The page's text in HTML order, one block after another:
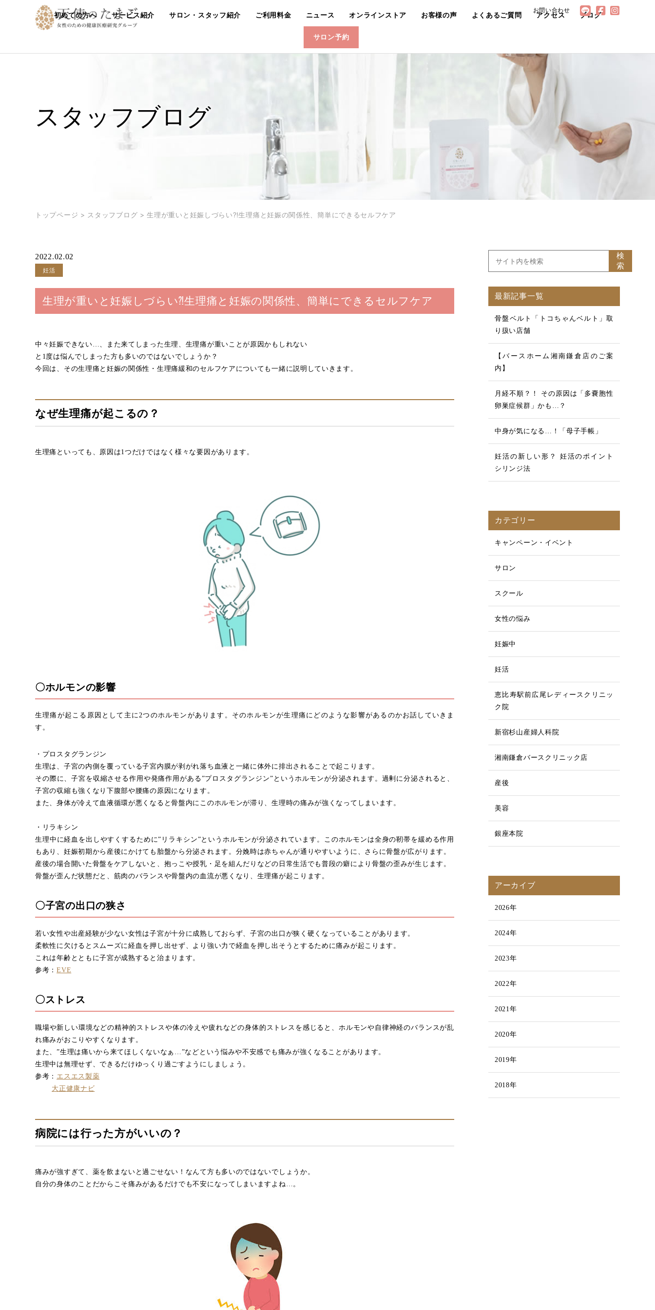
初めての方へ サービス紹介 サロン・スタッフ紹介 ご利用料金 ニュース オンラインストア お客様の声 よくあるご質問 アクセス ブログ
サロン予約
お問い合わせ
スタッフブログ
トップページ > スタッフブログ > 生理が重いと妊娠しづらい⁈生理痛と妊娠の関係性、簡単にできるセルフケア
2022.02.02
妊活
生理が重いと妊娠しづらい⁈生理痛と妊娠の関係性、簡単にできるセルフケア
中々妊娠できない…、また来てしまった生理、生理痛が重いことが原因かもしれない
と1度は悩んでしまった方も多いのではないでしょうか？
今回は、その生理痛と妊娠の関係性・生理痛緩和のセルフケアについても一緒に説明していきます。
なぜ生理痛が起こるの？
生理痛といっても、原因は1つだけではなく様々な要因があります。
〇ホルモンの影響
生理痛が起こる原因として主に2つのホルモンがあります。そのホルモンが生理痛にどのような影響があるのかお話していきま
す。
・プロスタグランジン
生理は、子宮の内側を覆っている子宮内膜が剥がれ落ち血液と一緒に体外に排出されることで起こります。
その際に、子宮を収縮させる作用や発痛作用がある”プロスタグランジン”というホルモンが分泌されます。過剰に分泌されると、
子宮の収縮も強くなり下腹部や腰痛の原因になります。
また、身体が冷えて血液循環が悪くなると骨盤内にこのホルモンが滞り、生理時の痛みが強くなってしまいます。
・リラキシン
生理中に経血を出しやすくするために”リラキシン”というホルモンが分泌されています。このホルモンは全身の靭帯を緩める作用
もあり、妊娠初期から産後にかけても胎盤から分泌されます。分娩時は赤ちゃんが通りやすいように、さらに骨盤が広がります。
産後の場合開いた骨盤をケアしないと、抱っこや授乳・足を組んだりなどの日常生活でも普段の癖により骨盤の歪みが生じます。
骨盤が歪んだ状態だと、筋肉のバランスや骨盤内の血流が悪くなり、生理痛が起こります。
〇子宮の出口の狭さ
若い女性や出産経験が少ない女性は子宮が十分に成熟しておらず、子宮の出口が狭く硬くなっていることがあります。
柔軟性に欠けるとスムーズに経血を押し出せず、より強い力で経血を押し出そうとするために痛みが起こります。
これは年齢とともに子宮が成熟すると治まります。
参考：EVE
〇ストレス
職場や新しい環境などの精神的ストレスや体の冷えや疲れなどの身体的ストレスを感じると、ホルモンや自律神経のバランスが乱
れ痛みがおこりやすくなります。
また、”生理は痛いから来てほしくないなぁ…”などという悩みや不安感でも痛みが強くなることがあります。
生理中は無理せず、できるだけゆっくり過ごすようにしましょう。
参考： エスエス製薬
大正健康ナビ
病院には行った方がいいの？
痛みが強すぎて、薬を飲まないと過ごせない！なんて方も多いのではないでしょうか。
自分の身体のことだからこそ痛みがあるだけでも不安になってしまいますよね…。
検
索
最新記事一覧
骨盤ベルト「トコちゃんベルト」取
り扱い店舗
【バースホーム湘南鎌倉店のご案
内】
月経不順？！ その原因は「多嚢胞性
卵巣症候群」かも…？
中身が気になる…！「母子手帳」
妊活の新しい形？ 妊活のポイント
シリンジ法
カテゴリー
キャンペーン・イベント
サロン
スクール
女性の悩み
妊娠中
妊活
恵比寿駅前広尾レディースクリニッ
ク院
新宿杉山産婦人科院
湘南鎌倉バースクリニック店
産後
美容
銀座本院
アーカイブ
2026年
2024年
2023年
2022年
2021年
2020年
2019年
2018年